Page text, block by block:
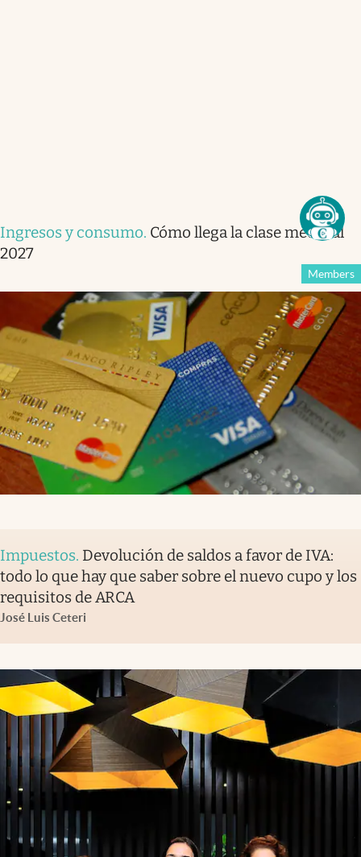
Ingresos y consumo. Cómo llega la clase media al
2027
Members
Impuestos. Devolución de saldos a favor de IVA:
todo lo que hay que saber sobre el nuevo cupo y los
requisitos de ARCA
José Luis Ceteri